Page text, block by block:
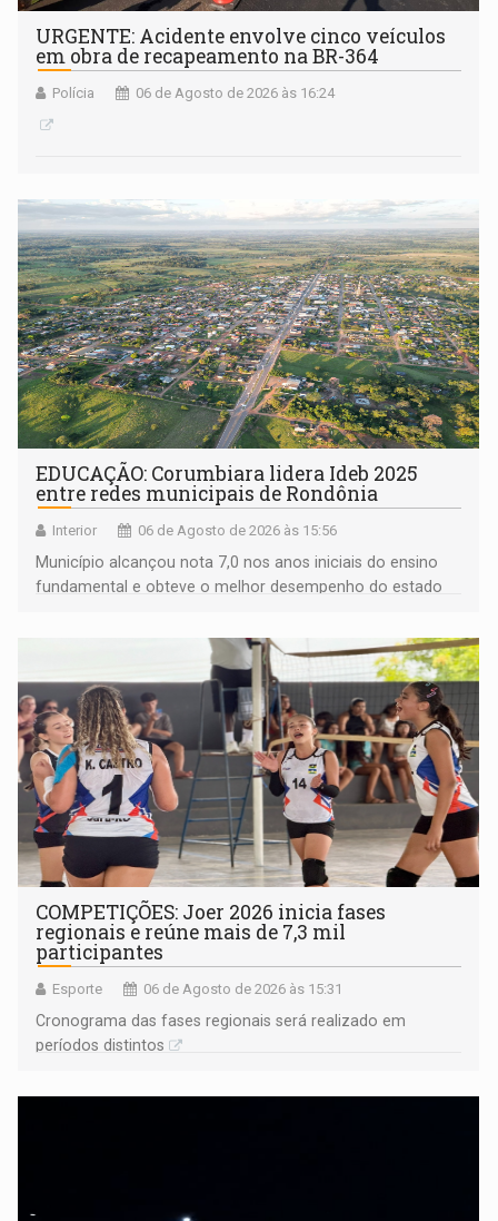
URGENTE: Acidente envolve cinco veículos
em obra de recapeamento na BR-364
Polícia 06 de Agosto de 2026 às 16:24
EDUCAÇÃO: Corumbiara lidera Ideb 2025
entre redes municipais de Rondônia
Interior 06 de Agosto de 2026 às 15:56
Município alcançou nota 7,0 nos anos iniciais do ensino
fundamental e obteve o melhor desempenho do estado
COMPETIÇÕES: Joer 2026 inicia fases
regionais e reúne mais de 7,3 mil
participantes
Esporte 06 de Agosto de 2026 às 15:31
Cronograma das fases regionais será realizado em
períodos distintos